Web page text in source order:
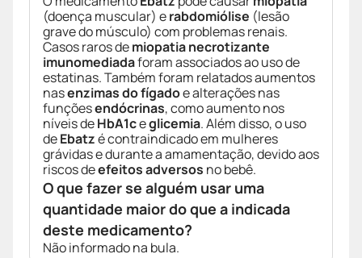
(doença muscular) erabdomiólise (lesão
grave do músculo) com problemas renais.
Casos raros demiopatia necrotizante
imunomediadaforam associados ao uso de
estatinas. Também foram relatados aumentos
nasenzimas do fígadoe alterações nas
funçõesendócrinas, como aumento nos
níveis deHbA1ceglicemia. Além disso, o uso
deEbatzé contraindicado em mulheres
grávidas e durante a amamentação, devido aos
riscos deefeitos adversos no bebê.
O que fazer se alguém usar uma
quantidade maior do que a indicada
deste medicamento?
Não informado na bula.